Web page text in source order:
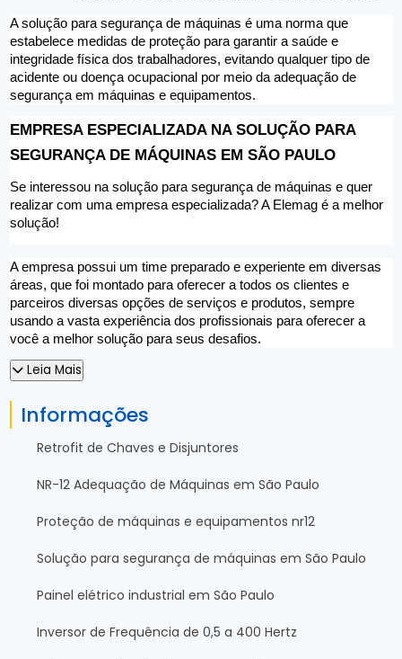
A solução para segurança de máquinas é uma norma que
estabelece medidas de proteção para garantir a saúde e
integridade física dos trabalhadores, evitando qualquer tipo de
acidente ou doença ocupacional por meio da adequação de
segurança em máquinas e equipamentos.
EMPRESA ESPECIALIZADA NA SOLUÇÃO PARA
SEGURANÇA DE MÁQUINAS EM SÃO PAULO
Se interessou na solução para segurança de máquinas e quer
realizar com uma empresa especializada? A Elemag é a melhor
solução!
A empresa possui um time preparado e experiente em diversas
áreas, que foi montado para oferecer a todos os clientes e
parceiros diversas opções de serviços e produtos, sempre
usando a vasta experiência dos profissionais para oferecer a
você a melhor solução para seus desafios.
Leia Mais
Informações
Retrofit de Chaves e Disjuntores
NR-12 Adequação de Máquinas em São Paulo
Proteção de máquinas e equipamentos nr12
Solução para segurança de máquinas em São Paulo
Painel elétrico industrial em São Paulo
Inversor de Frequência de 0,5 a 400 Hertz